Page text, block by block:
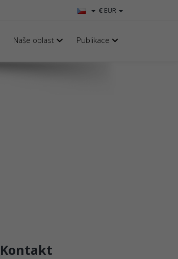
€ EUR
Naše oblast Publikace
Kontakt